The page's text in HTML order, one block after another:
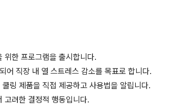
위한 프로그램을 출시합니다.
어 직장 내 열 스트레스 감소를 목표로 합니다.
링 제품을 직접 제공하고 사용법을 알립니다.
고려한 결정적 행동입니다.